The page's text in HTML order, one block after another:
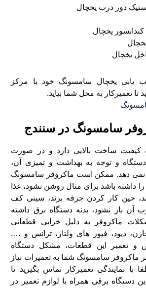
دور درب یخچال
یخچال
یخچال
یابی یخچال سامسونگ خود با مرکز
تا تعمیرکار به محل شما بیاید.
سامسونگ در سنندج
کیفیت ساخت بالایی دارد و در صورت
و توجه به بهداشت و تمیزی آن،
نمی دهد. ممکن است ماکروفر سامسونگ
داشته باشد برای مثال روشن نشود، غذا
حین کار کردن جرقه بزند، سینی کف
آن باز نشود، بدنه دستگاه برق داشته
ماکروفر به دلیل خرابی قطعاتی
دیود، فیوز های ولتاژ، ترانس و ….
و تعمیر این قطعات، مشکل دستگاه
سامسونگ شما به تعمیرات نیاز
با نمایندگی تعمیرکار تماس بگیرید تا
دستگاه برقی همراه با لوازم تعمیر در